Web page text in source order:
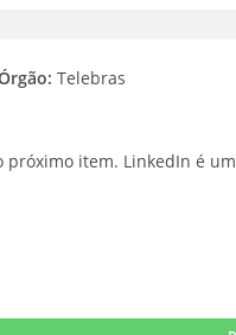
Telebras
item. LinkedIn é